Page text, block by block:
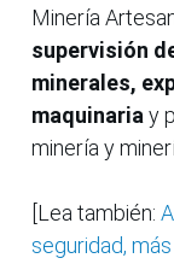
Minería
supervisión
minerales,
maquinariay
minería y
[Lea también:
seguridad,